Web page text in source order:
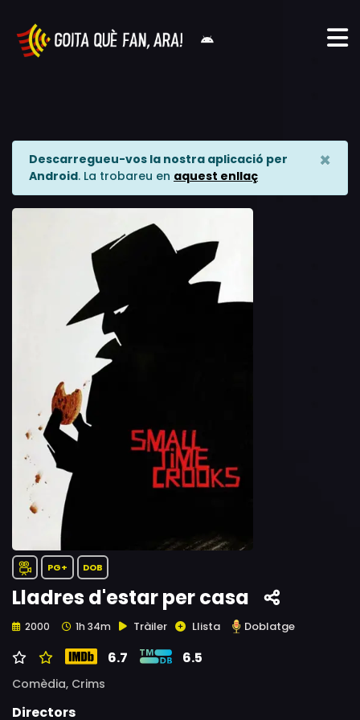
Descarregueu-vos la nostra aplicació per
Android. La trobareu en aquest enllaç
×
PG+ DOB
Lladres d'estar per casa
2000 1h 34m Tràiler Llista Doblatge
6.7 6.5
Comèdia, Crims
Directors